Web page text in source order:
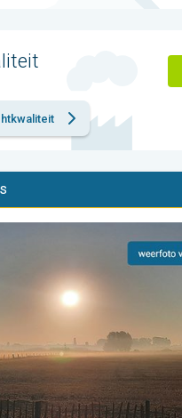
de week. Weer&Radar